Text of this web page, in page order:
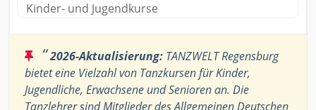
Kinder- und Jugendkurse
“2026-Aktualisierung: TANZWELT Regensburg
bietet eine Vielzahl von Tanzkursen für Kinder,
Jugendliche, Erwachsene und Senioren an. Die
Tanzlehrer sind Mitglieder des Allgemeinen Deutschen